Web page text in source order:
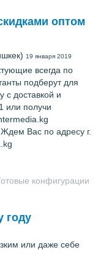
оптом
19 января 2019
всегда по
подберут для
с доставкой и
или получи
Вас по адресу г.
конфигурации
году
или даже себе